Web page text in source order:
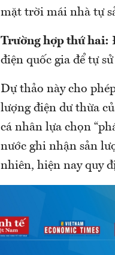
mặt trời mái nhà tự
Trường hợp thứ hai:
điện quốc gia để tự
Dự thảo này cho
lượng điện dư thừa
cá nhân lựa chọn
nước ghi nhận sản
nhiên, hiện nay quy